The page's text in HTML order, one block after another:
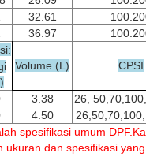
32.61
36.97
Volume (L)
CPSI
3.38 26,
4.50
spesifikasi umum
ukuran dan spesifikasi